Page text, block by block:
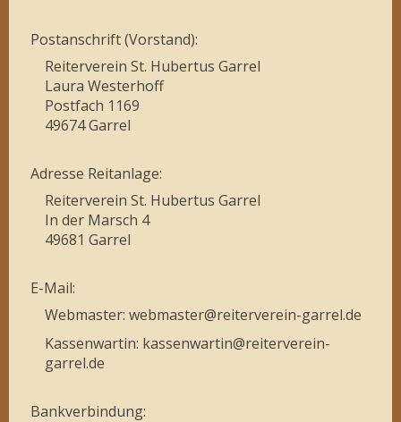
Postanschrift (Vorstand):
Reiterverein St. Hubertus Garrel
Laura Westerhoff
Postfach 1169
49674 Garrel
Adresse Reitanlage:
Reiterverein St. Hubertus Garrel
In der Marsch 4
49681 Garrel
E-Mail:
Webmaster: webmaster@reiterverein-garrel.de
Kassenwartin: kassenwartin@reiterverein-
garrel.de
Bankverbindung: